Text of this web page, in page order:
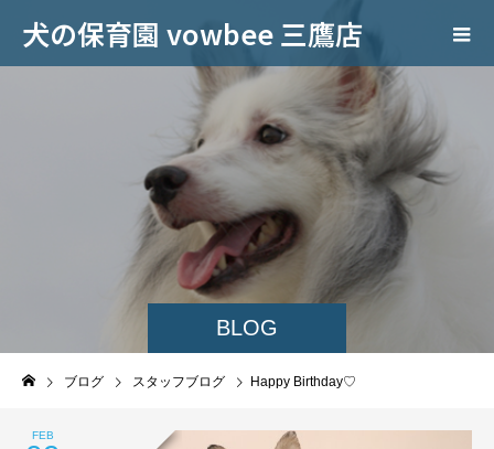
犬の保育園 vowbee 三鷹店
BLOG
ブログ スタッフブログ Happy Birthday♡
FEB